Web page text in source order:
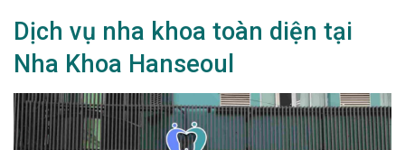
Dịch vụ nha khoa toàn diện tại
Nha Khoa Hanseoul